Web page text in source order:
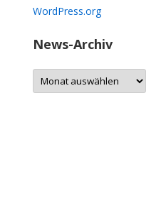
WordPress.org
News-Archiv
N
w